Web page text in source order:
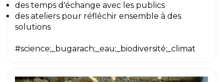
des temps d'échange avec les publics
des ateliers pour réfléchir ensemble à des
solutions
#science;_bugarach;_eau;_biodiversité;_climat